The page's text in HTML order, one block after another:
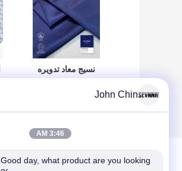
نسيج معاد تدويره
John Chin
3:46 AM
Good day, what product are you looking